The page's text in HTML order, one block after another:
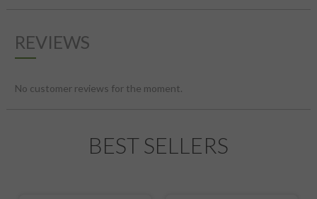
REVIEWS
No customer reviews for the moment.
BEST SELLERS